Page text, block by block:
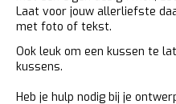
Laat voor jouw allerliefste
met foto of tekst.
Ook leuk om een kussen te
kussens.
Heb je hulp nodig bij je